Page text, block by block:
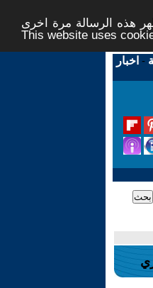
هذه الرسالة مرة اخرى -
This website uses
- اخبار